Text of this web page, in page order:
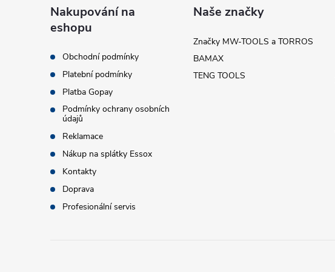
Nakupování na
eshopu
Obchodní podmínky
Platební podmínky
Platba Gopay
Podmínky ochrany osobních
údajů
Reklamace
Nákup na splátky Essox
Kontakty
Doprava
Profesionální servis
Naše značky
Značky MW-TOOLS a TORROS
BAMAX
TENG TOOLS